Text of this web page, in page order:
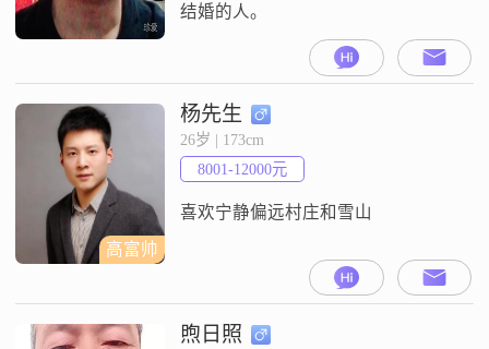
结婚的人。
高富帅
杨先生
26岁 | 173cm
8001-12000元
喜欢宁静偏远村庄和雪山
煦日照